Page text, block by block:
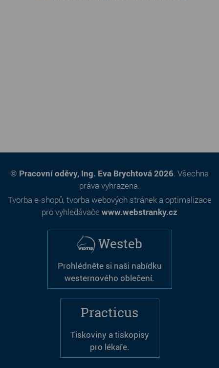
© Pracovní oděvy, Ing. Eva Brychtová 2026. Všechna
práva vyhrazena.
Tvorba e-shopů,tvorba webových stráneka optimalizace
pro vyhledávače www.webstranky.cz
Westeb
Prohlédněte si naši nabídku
westernového oblečení.
Practicus
Tiskoviny a tiskopisy
pro lékaře.